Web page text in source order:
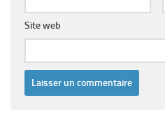
Site web